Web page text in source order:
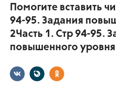
Помогите вставить
94-95. Задания
2Часть 1. Стр 94-95.
повышенного